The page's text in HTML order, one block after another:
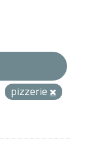
pizzerie